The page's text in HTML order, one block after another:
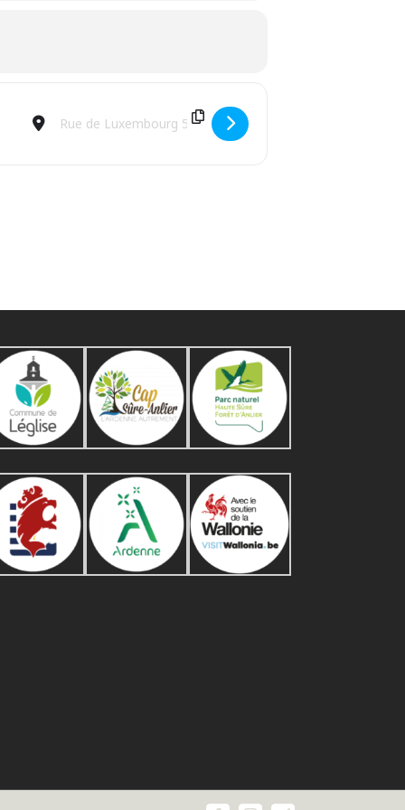
Destination Address - Pain Saucisse - BBQ & DJ